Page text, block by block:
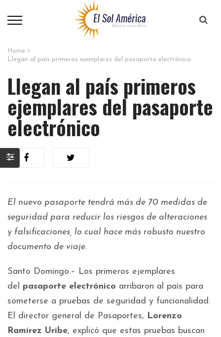
Home
Llegan al país primeros ejemplares del pasaporte electrónico
Llegan al país primeros
ejemplares del pasaporte
electrónico
El nuevo pasaporte tendrá más de 70 medidas de
seguridad para reducir los riesgos de alteraciones
y falsificaciones, lo cual hace más robusto nuestro
documento de viaje.
Santo Domingo.– Los primeros ejemplares
del pasaporte electrónico arribaron al país para
someterse a pruebas de seguridad y funcionalidad.
El director general de Pasaportes, Lorenzo
Ramírez Uribe, explicó que estas pruebas buscan